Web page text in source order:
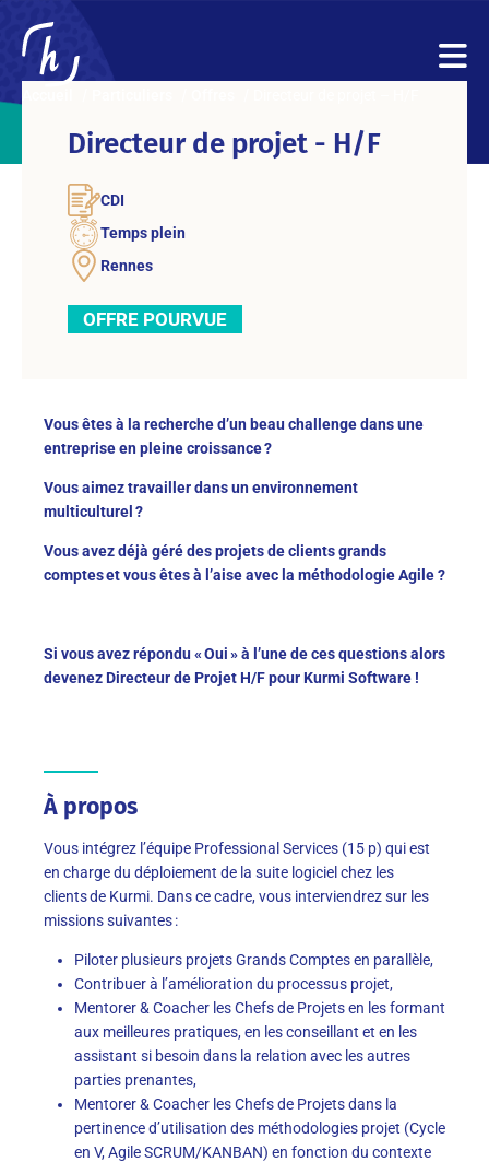
Directeur de projet - H/F
CDI
Temps plein
Rennes
OFFRE POURVUE
Vous êtes à la recherche d’un beau challenge dans une
entreprise en pleine croissance ?
Vous aimez travailler dans un environnement
multiculturel ?
Vous avez déjà géré des projets de clients grands
comptes et vous êtes à l’aise avec la méthodologie Agile ?
Si vous avez répondu « Oui » à l’une de ces questions alors
devenez Directeur de Projet H/F pour Kurmi Software !
À propos
Vous intégrez l’équipe Professional Services (15 p) qui est
en charge du déploiement de la suite logiciel chez les
clients de Kurmi. Dans ce cadre, vous interviendrez sur les
missions suivantes :
Piloter plusieurs projetsGrands Comptesen parallèle,
Contribuerà l’amélioration du processus projet,
Mentorer& Coacher les Chefs de Projets en les formant
aux meilleures pratiques,en les conseillant et en les
assistant si besoin dans la relation avec les autres
parties prenantes,
Mentorer& Coacher les Chefs de Projetsdans la
pertinence d’utilisation des méthodologies projet (Cycle
en V, Agile SCRUM/KANBAN) en fonction du contexte